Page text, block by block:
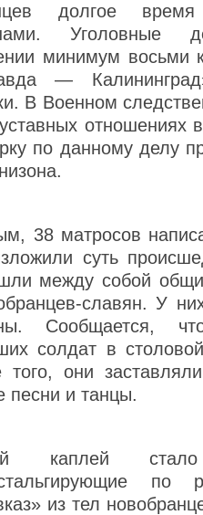
долгое
минимум восьми
—
В Военном
отношениях в
по данному делу
38 матросов
суть
между собой
славян. У
Сообщается,
солдат в
они заставляли
песни и танцы.
каплей стало
по
из тел